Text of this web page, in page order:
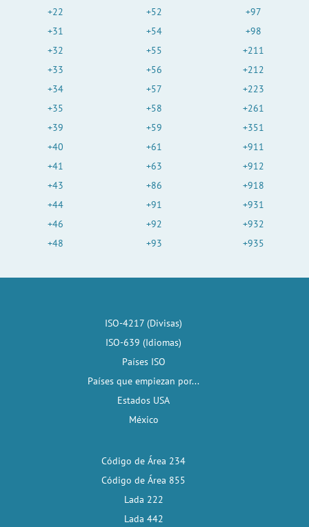
+22
+31
+32
+33
+34
+35
+39
+40
+41
+43
+44
+46
+48
+52
+54
+55
+56
+57
+58
+59
+61
+63
+86
+91
+92
+93
+97
+98
+211
+212
+223
+261
+351
+911
+912
+918
+931
+932
+935
ISO-4217 (Divisas)
ISO-639 (Idiomas)
Países ISO
Países que empiezan por...
Estados USA
México
Código de Área 234
Código de Área 855
Lada 222
Lada 442